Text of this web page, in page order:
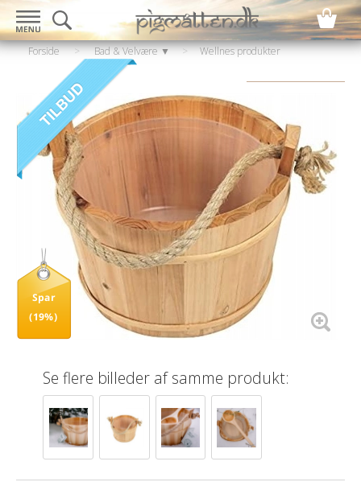
Forside > Bad & Velvære ▼ >
Wellnes produkter
Sauna
Spar
(19%)
Se flere billeder af samme produkt: